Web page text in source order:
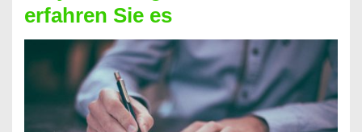
nicht
nur
für
Handy
möglich!
erfahren Sie es